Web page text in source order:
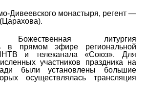
Дивеевского монастыря, регент —
Божественная литургия
в прямом эфире региональной
и телеканала «Союз». Для
участников праздника на
были установлены большие
осуществлялась трансляция